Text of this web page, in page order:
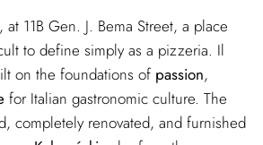
, at 11B Gen. J. Bema Street, a place
to define simply as a pizzeria. Il
on the foundations of passion,
for Italian gastronomic culture. The
completely renovated, and furnished